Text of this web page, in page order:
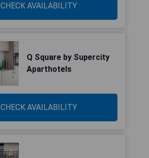
CHECK AVAILABILITY
Q Square by Supercity
Aparthotels
CHECK AVAILABILITY